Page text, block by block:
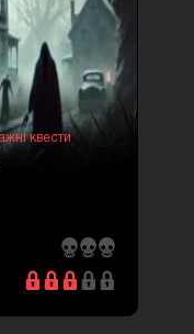
квести